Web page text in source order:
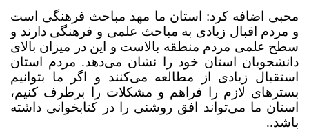
محبی اضافه کرد: استان ما مهد مباحث فرهنگی است
و مردم اقبال زیادی به مباحث علمی و فرهنگی دارند و
سطح علمی مردم منطقه بالاست و این در میزان بالای
دانشجویان استان خود را نشان می‌دهد. مردم استان
استقبال زیادی از مطالعه می‌کنند و اگر ما بتوانیم
بسترهای لازم را فراهم و مشکلات را برطرف کنیم،
استان ما می‌تواند افق روشنی را در کتابخوانی داشته
باشد..